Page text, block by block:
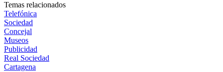
Temas relacionados
Telefónica
Sociedad
Concejal
Museos
Publicidad
Real Sociedad
Cartagena